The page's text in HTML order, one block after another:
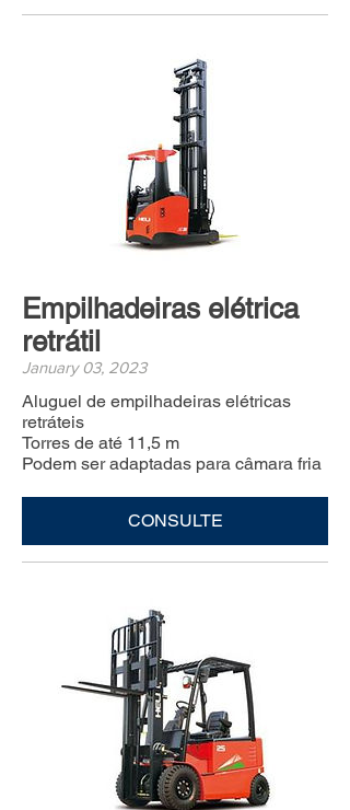
Empilhadeiras elétrica
retrátil
January 03, 2023
Aluguel de empilhadeiras elétricas
retráteis
Torres de até 11,5 m
Podem ser adaptadas para câmara fria
CONSULTE